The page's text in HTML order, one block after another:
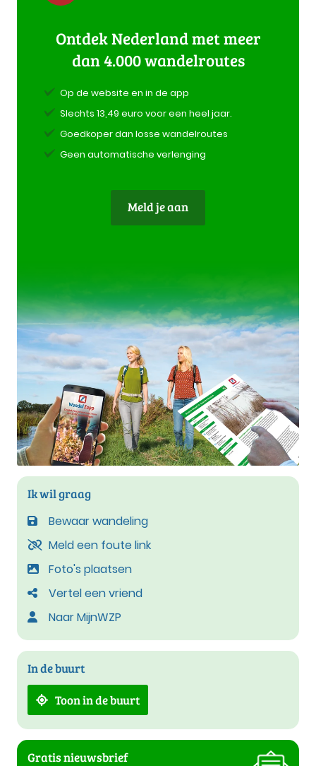
Ontdek Nederland met meer
dan 4.000 wandelroutes
Op de website en in de app
Slechts 13,49 euro voor een heel jaar.
Goedkoper dan losse wandelroutes
Geen automatische verlenging
Meld je aan
Ik wil graag
Bewaar wandeling
Meld een foute link
Foto's plaatsen
Vertel een vriend
Naar MijnWZP
In de buurt
Toon in de buurt
Gratis nieuwsbrief